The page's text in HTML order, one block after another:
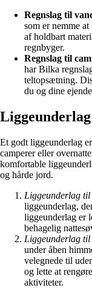
Regnslag til
som er nemme
af holdbart
regnbyger.
Regnslag til
har Bilka
teltopsætning.
du og dine
Et godt liggeunderlag
camperer eller
komfortable
og hårde jord.
Liggeunderlag
liggeunderlag,
liggeunderlag er
behagelig
Liggeunderlag
under åben
velegnede til
og lette at
aktiviteter.